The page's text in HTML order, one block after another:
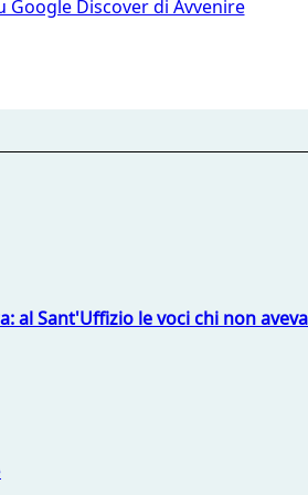
Google Discover di Avvenire
al Sant'Uffizio le voci chi non